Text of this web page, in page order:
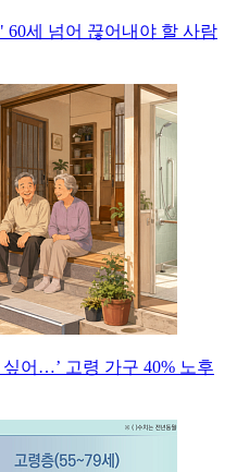
세 넘어 끊어내야 할 사람
어…’ 고령 가구 40% 노후